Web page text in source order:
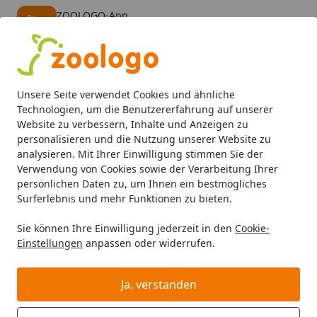
Unsere Seite verwendet Cookies und ähnliche
Technologien, um die Benutzererfahrung auf unserer
Website zu verbessern, Inhalte und Anzeigen zu
personalisieren und die Nutzung unserer Website zu
analysieren. Mit Ihrer Einwilligung stimmen Sie der
Verwendung von Cookies sowie der Verarbeitung Ihrer
persönlichen Daten zu, um Ihnen ein bestmögliches
Surferlebnis und mehr Funktionen zu bieten.
Sie können Ihre Einwilligung jederzeit in den Cookie-
Einstellungen anpassen oder widerrufen.
Ja, verstanden
ZOOLOGO-App
Alle Produkte
Mein Konto
Suchen
Startseite
Katze Katzenfutter Nassfutter MJAMJAM Leckere
MJAMJAM Leckere Mahlzeit 400g
Dose Katzennassfutter leckeres
(2 Bewertungen)